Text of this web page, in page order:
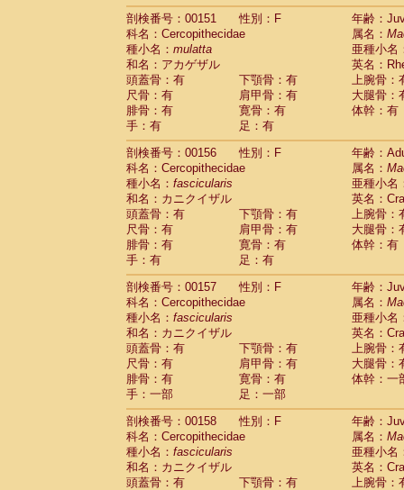
剖検番号：00151
性別：F
年齢：
科名：Cercopithecidae
属名：
種小名： mulatta
亜種小名
和名：アカゲザル
英名：
頭蓋骨：有
下顎骨：有
上腕骨：
尺骨：有
肩甲骨：有
大腿骨：
腓骨：有
寛骨：有
体幹：有
手：有
足：有
剖検番号：00156
性別：F
年齢：
科名：Cercopithecidae
属名：
種小名： fascicularis
亜種小名
和名：カニクイザル
英名：
頭蓋骨：有
下顎骨：有
上腕骨：
尺骨：有
肩甲骨：有
大腿骨：
腓骨：有
寛骨：有
体幹：有
手：有
足：有
剖検番号：00157
性別：F
年齢：
科名：Cercopithecidae
属名：
種小名： fascicularis
亜種小名
和名：カニクイザル
英名：
頭蓋骨：有
下顎骨：有
上腕骨：
尺骨：有
肩甲骨：有
大腿骨：
腓骨：有
寛骨：有
体幹：一
手：一部
足：一部
剖検番号：00158
性別：F
年齢：
科名：Cercopithecidae
属名：
種小名： fascicularis
亜種小名
和名：カニクイザル
英名：
頭蓋骨：有
下顎骨：有
上腕骨：